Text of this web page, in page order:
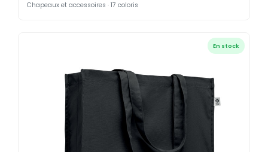
Chapeaux et accessoires · 17 coloris
En stock